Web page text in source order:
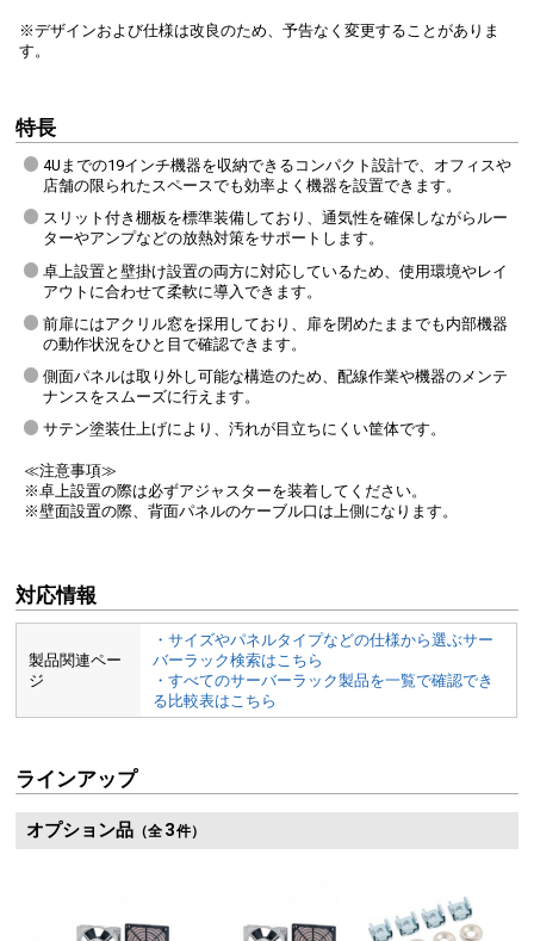
前扉は右開きから左開きに付け替えることができます。
設置面のキズを防ぐゴム足付き
※デザインおよび仕様は改良のため、予告なく変更することがありま
す。
特長
4Uまでの19インチ機器を収納できるコンパクト設計で、オフィスや
店舗の限られたスペースでも効率よく機器を設置できます。
スリット付き棚板を標準装備しており、通気性を確保しながらルー
ターやアンプなどの放熱対策をサポートします。
卓上設置と壁掛け設置の両方に対応しているため、使用環境やレイ
アウトに合わせて柔軟に導入できます。
前扉にはアクリル窓を採用しており、扉を閉めたままでも内部機器
の動作状況をひと目で確認できます。
側面パネルは取り外し可能な構造のため、配線作業や機器のメンテ
ナンスをスムーズに行えます。
サテン塗装仕上げにより、汚れが目立ちにくい筐体です。
≪注意事項≫
※卓上設置の際は必ずアジャスターを装着してください。
※壁面設置の際、背面パネルのケーブル口は上側になります。
対応情報
製品関連ペー
ジ
・サイズやパネルタイプなどの仕様から選ぶサー
バーラック検索はこちら
・すべてのサーバーラック製品を一覧で確認でき
る比較表はこちら
ラインアップ
オプション品（全 3件）